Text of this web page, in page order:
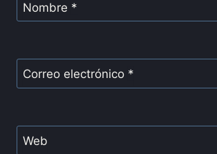
Nombre *
Correo electrónico *
Web